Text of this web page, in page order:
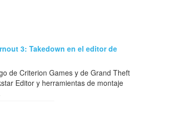
3: Takedown en el editor de
de Criterion Games y de Grand Theft
Editor y herramientas de montaje